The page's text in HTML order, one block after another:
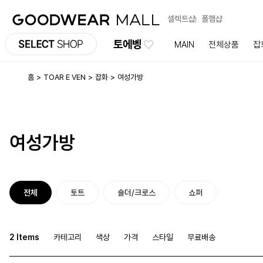
셀렉트샵 폴햄샵
토에벵 MAIN 전체상품 잡
홈 TOAR E VEN 잡화 여성가방
여성가방
전체 토트 숄더/크로스 쇼퍼
2 Items 카테고리 색상 가격 스타일 무료배송